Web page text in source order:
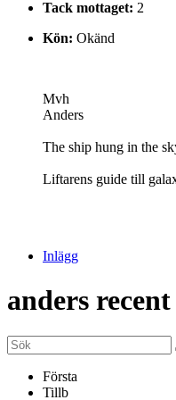
Tack mottaget: 2
Kön: Okänd
Mvh
Anders
The ship hung in the
Liftarens guide till
Inlägg
anders
Första
Tillb